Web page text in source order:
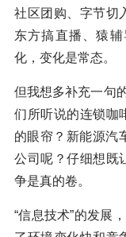
社区团购、字节切
东方搞直播、猿
化，变化是常态。
但我想多补充一句
们所听说的连锁咖
的眼帘？新能源汽
公司呢？仔细想既
争是真的卷。
“信息技术”的发展